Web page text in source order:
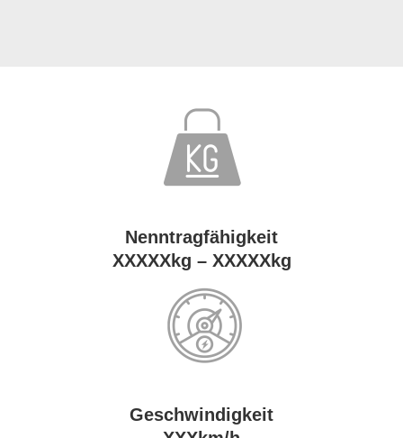
Nenn­trag­fä­hig­keit
XXXXXkg – XXXXXkg
Ge­schwin­dig­keit